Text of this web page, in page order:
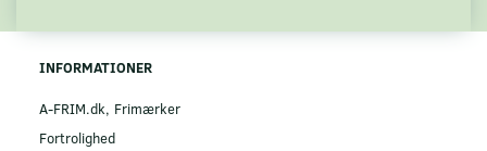
INFORMATIONER
A-FRIM.dk, Frimærker
Fortrolighed